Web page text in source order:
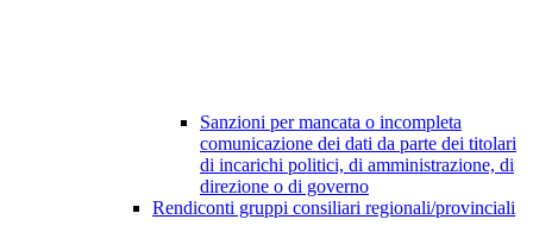
Sanzioni per mancata o incompleta
comunicazione dei dati da parte dei titolari
di incarichi politici, di amministrazione, di
direzione o di governo
Rendiconti gruppi consiliari regionali/provinciali